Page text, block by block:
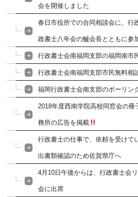
会を開催しました
春日市役所での合同相談会に、行
政書士八年会の鱸会長とともに参
行政書士会南福岡支部の福岡南市
行政書士会南福岡支部市民無料相
福岡行政書士会南支部のボーリン
2018年度西南学院高校同窓会の
務所の広告を掲載
行政書士の仕事で、依頼を受けて
出書類確認のため佐賀県庁へ
4月10日午後からは、行政書士会
会に出席